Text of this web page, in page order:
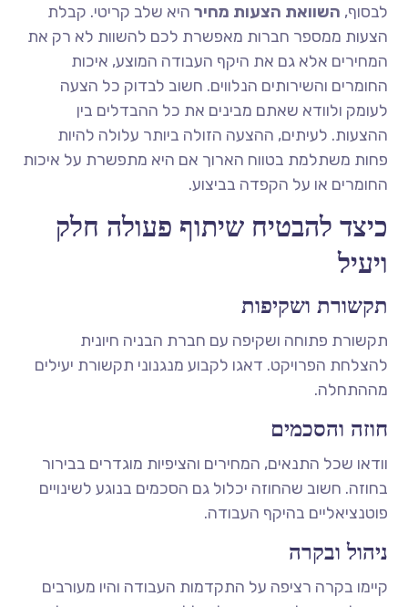
לבסוף, השוואת הצעות מחיר היא שלב קריטי. קבלת
הצעות ממספר חברות מאפשרת לכם להשוות לא רק את
המחירים אלא גם את היקף העבודה המוצע, איכות
החומרים והשירותים הנלווים. חשוב לבדוק כל הצעה
לעומק ולוודא שאתם מבינים את כל ההבדלים בין
ההצעות. לעיתים, ההצעה הזולה ביותר עלולה להיות
פחות משתלמת בטווח הארוך אם היא מתפשרת על איכות
החומרים או על הקפדה בביצוע.
כיצד להבטיח שיתוף פעולה חלק
ויעיל
תקשורת ושקיפות
תקשורת פתוחה ושקיפה עם חברת הבניה חיונית
להצלחת הפרויקט. דאגו לקבוע מנגנוני תקשורת יעילים
מההתחלה.
חוזה והסכמים
וודאו שכל התנאים, המחירים והציפיות מוגדרים בבירור
בחוזה. חשוב שהחוזה יכלול גם הסכמים בנוגע לשינויים
פוטנציאליים בהיקף העבודה.
ניהול ובקרה
קיימו בקרה רציפה על התקדמות העבודה והיו מעורבים